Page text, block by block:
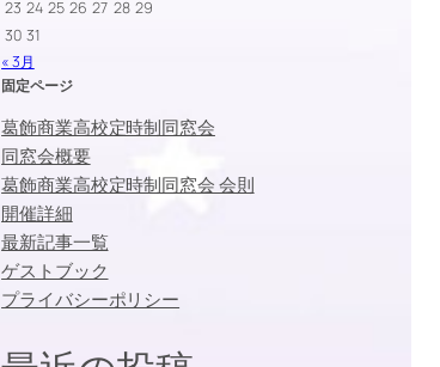
23 24 25 26 27 28 29
30 31
« 3月
固定ページ
葛飾商業高校定時制同窓会
同窓会概要
葛飾商業高校定時制同窓会 会則
開催詳細
最新記事一覧
ゲストブック
プライバシーポリシー